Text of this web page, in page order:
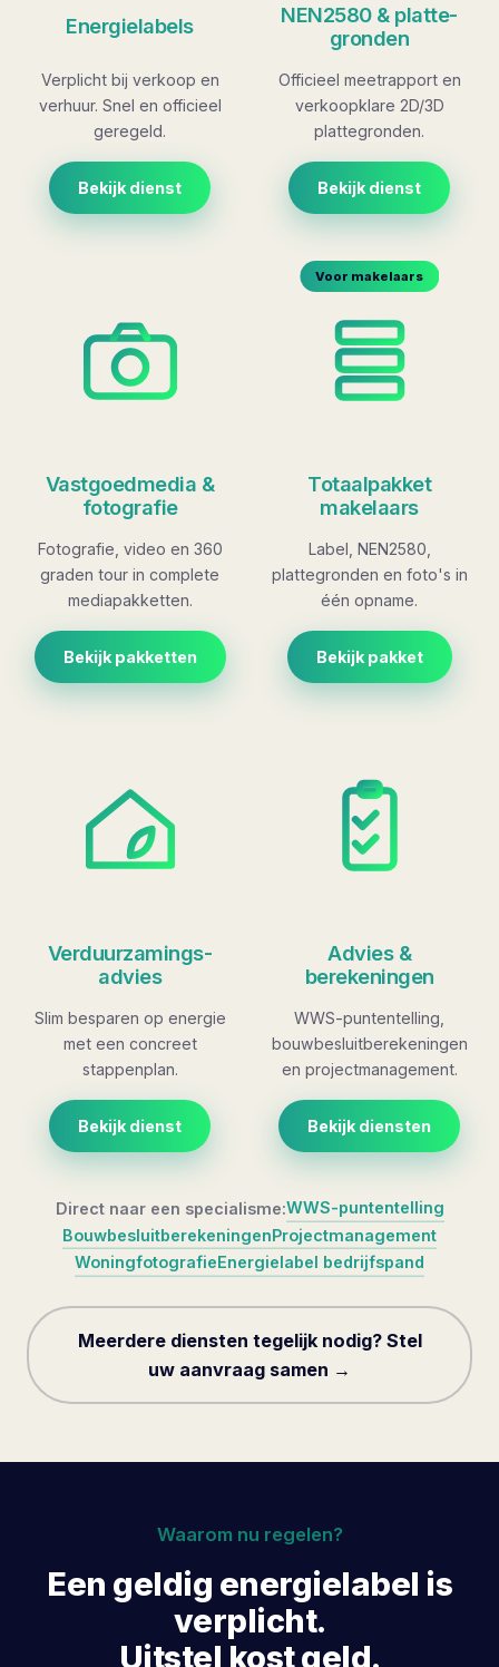
Energielabels
Verplicht bij verkoop en
verhuur. Snel en officieel
geregeld.
Bekijk dienst
NEN2580 & platte­
gronden
Officieel meetrapport en
verkoopklare 2D/3D
plattegronden.
Bekijk dienst
Vastgoedmedia &
fotografie
Fotografie, video en 360
graden tour in complete
mediapakketten.
Bekijk pakketten
Voor makelaars
Totaalpakket
makelaars
Label, NEN2580,
plattegronden en foto's in
één opname.
Bekijk pakket
Verduurzamings­
advies
Slim besparen op energie
met een concreet
stappenplan.
Bekijk dienst
Advies &
berekeningen
WWS-puntentelling,
bouwbesluitberekeningen
en projectmanagement.
Bekijk diensten
Direct naar een specialisme:WWS-puntentelling
BouwbesluitberekeningenProjectmanagement
WoningfotografieEnergielabel bedrijfspand
Meerdere diensten tegelijk nodig? Stel
uw aanvraag samen →
Waarom nu regelen?
Een geldig energielabel is
verplicht.
Uitstel kost geld.